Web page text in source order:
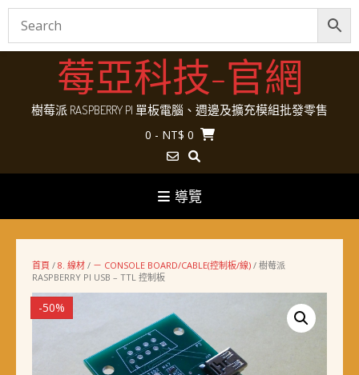
Skip
莓亞科技-官網
樹莓派 RASPBERRY PI 單板電腦、週邊及擴充模組批發零售
0 - NT$ 0
導覽
首頁 / 8. 線材 / － CONSOLE BOARD/CABLE(控制板/線) / 樹莓派
RASPBERRY PI USB – TTL 控制板
-50%